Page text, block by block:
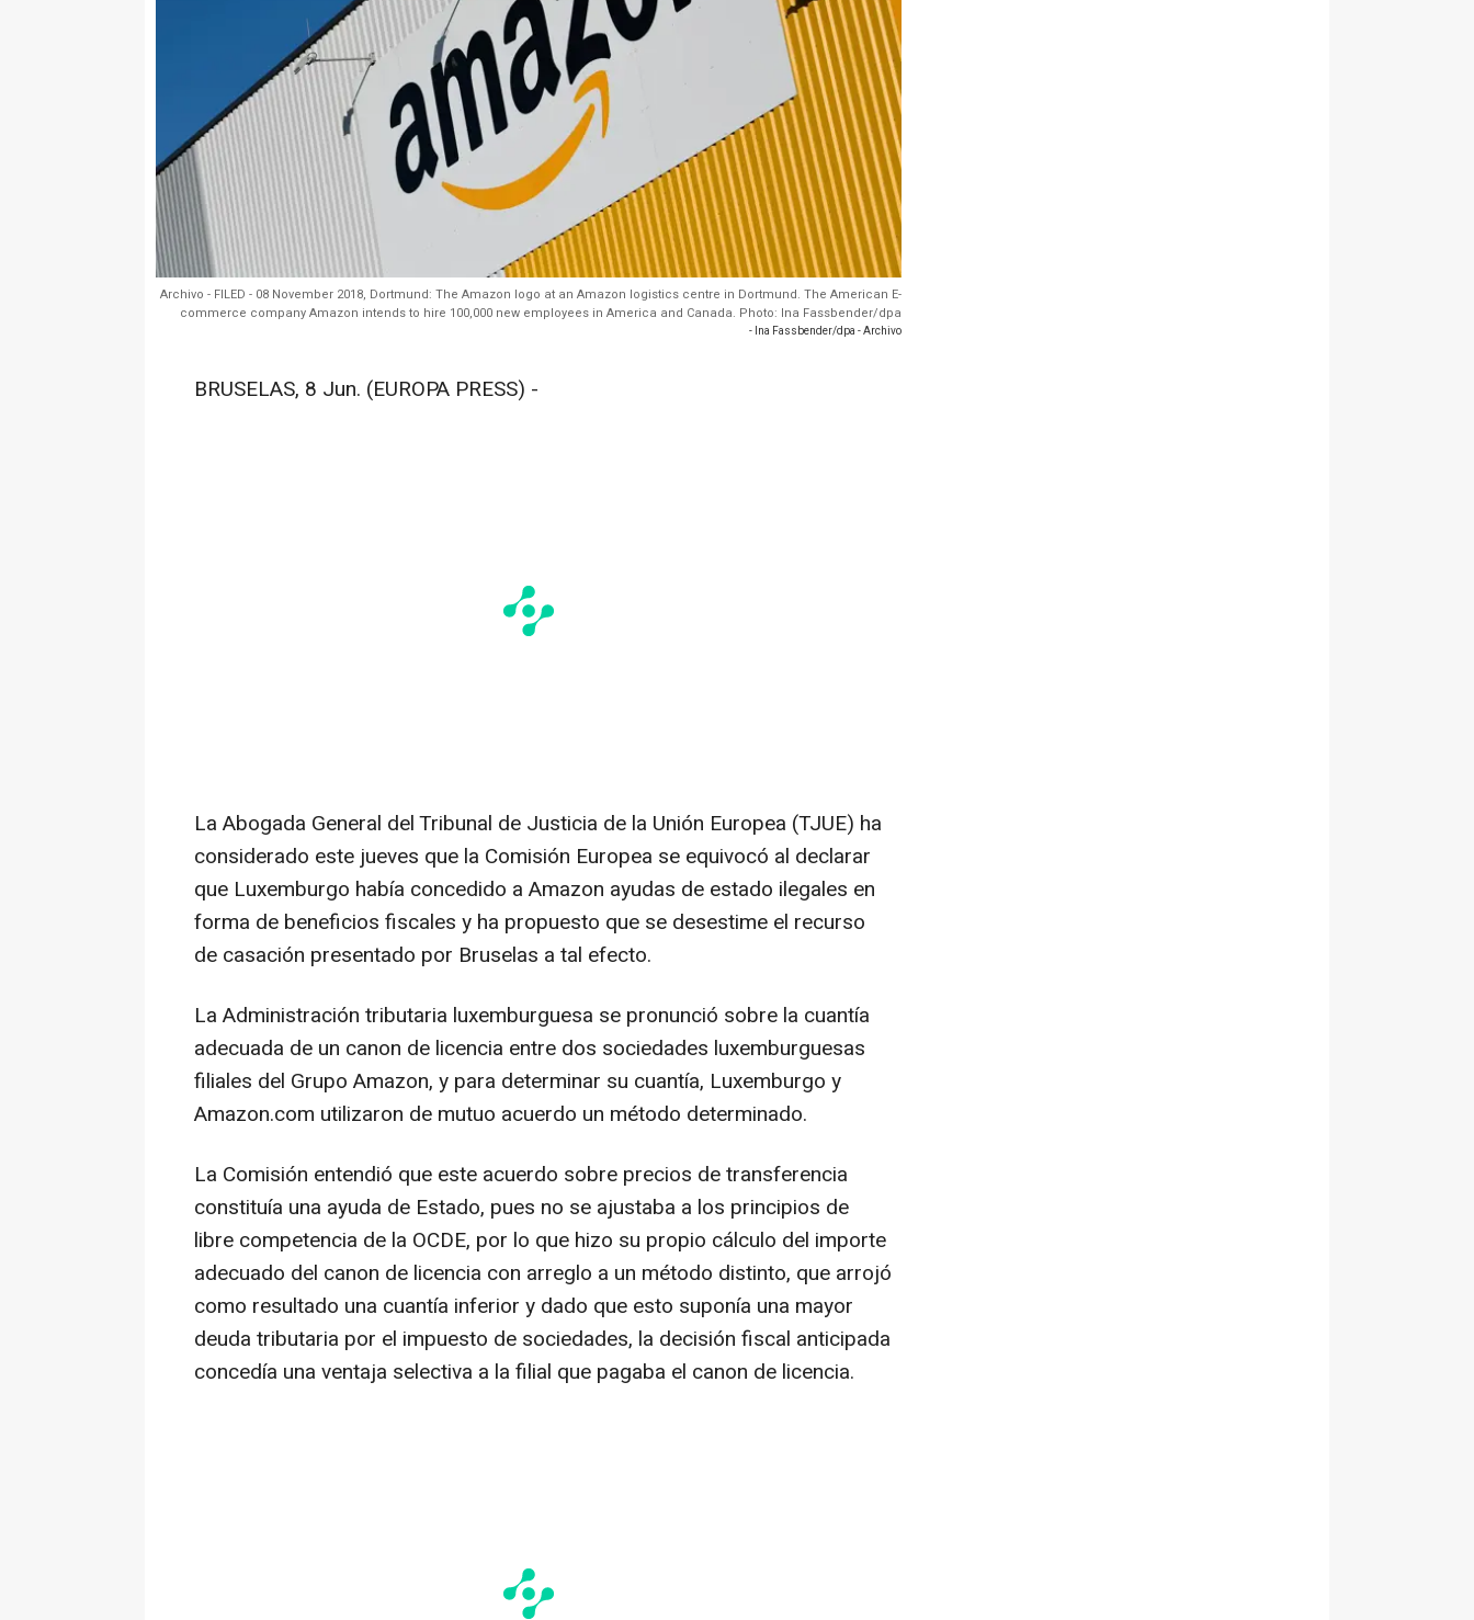
Archivo - FILED - 08 November 2018, Dortmund: The Amazon logo at an Amazon logistics centre in Dortmund. The American E-
commerce company Amazon intends to hire 100,000 new employees in America and Canada. Photo: Ina Fassbender/dpa
- Ina Fassbender/dpa - Archivo
BRUSELAS, 8 Jun. (EUROPA PRESS) -
La Abogada General del Tribunal de Justicia de la Unión Europea (TJUE) ha
considerado este jueves que la Comisión Europea se equivocó al declarar
que Luxemburgo había concedido a Amazon ayudas de estado ilegales en
forma de beneficios fiscales y ha propuesto que se desestime el recurso
de casación presentado por Bruselas a tal efecto.
La Administración tributaria luxemburguesa se pronunció sobre la cuantía
adecuada de un canon de licencia entre dos sociedades luxemburguesas
filiales del Grupo Amazon, y para determinar su cuantía, Luxemburgo y
Amazon.com utilizaron de mutuo acuerdo un método determinado.
La Comisión entendió que este acuerdo sobre precios de transferencia
constituía una ayuda de Estado, pues no se ajustaba a los principios de
libre competencia de la OCDE, por lo que hizo su propio cálculo del importe
adecuado del canon de licencia con arreglo a un método distinto, que arrojó
como resultado una cuantía inferior y dado que esto suponía una mayor
deuda tributaria por el impuesto de sociedades, la decisión fiscal anticipada
concedía una ventaja selectiva a la filial que pagaba el canon de licencia.